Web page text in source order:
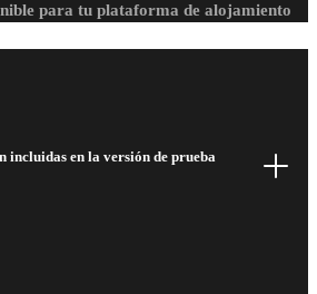
para tu plataforma de alojamiento
incluidas en la versión de prueba